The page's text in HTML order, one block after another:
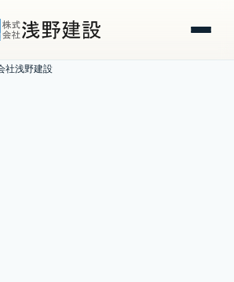
社浅野建設